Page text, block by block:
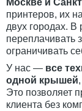
Москве и
принтеров, их
двух городах.
переплачивать
ограничивать
У нас — все
одной крышей
Это позволяет
клиента без